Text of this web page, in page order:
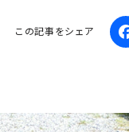
この記事をシェア